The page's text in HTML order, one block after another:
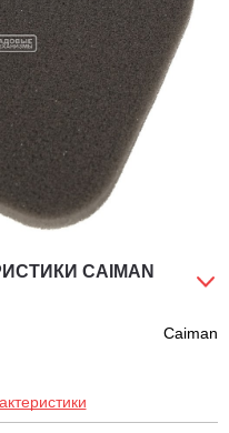
CAIMAN
Caiman